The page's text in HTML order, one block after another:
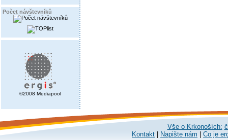
Počet návštevníků
©2008 Mediapool
Vše o Krkonoších:
Kontakt
Napište nám Co je